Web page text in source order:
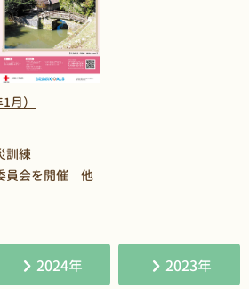
月）
訓練
員会を開催 他
2024年 2023年